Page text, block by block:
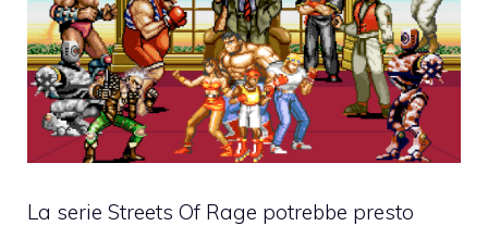
La serie Streets Of Rage potrebbe presto